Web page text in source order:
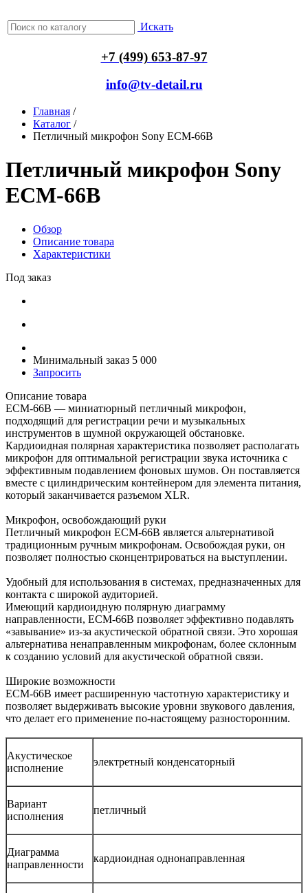
Искать
+7 (499) 653-87-97
info@tv-detail.ru
Главная /
Каталог /
Петличный микрофон Sony ECM-66B
Петличный микрофон Sony
ECM-66B
Обзор
Описание товара
Характеристики
Под заказ
Минимальный заказ 5 000
Запросить
Описание товара
ECM-66B — миниатюрный петличный микрофон,
подходящий для регистрации речи и музыкальных
инструментов в шумной окружающей обстановке.
Кардиоидная полярная характеристика позволяет располагать
микрофон для оптимальной регистрации звука источника с
эффективным подавлением фоновых шумов. Он поставляется
вместе с цилиндрическим контейнером для элемента питания,
который заканчивается разъемом XLR.
Микрофон, освобождающий руки
Петличный микрофон ECM-66B является альтернативой
традиционным ручным микрофонам. Освобождая руки, он
позволяет полностью сконцентрироваться на выступлении.
Удобный для использования в системах, предназначенных для
контакта с широкой аудиторией.
Имеющий кардиоидную полярную диаграмму
направленности, ECM-66B позволяет эффективно подавлять
«завывание» из-за акустической обратной связи. Это хорошая
альтернатива ненаправленным микрофонам, более склонным
к созданию условий для акустической обратной связи.
Широкие возможности
ECM-66B имеет расширенную частотную характеристику и
позволяет выдерживать высокие уровни звукового давления,
что делает его применение по-настоящему разносторонним.
Акустическое
исполнение
электретный конденсаторный
Вариант
исполнения
петличный
Диаграмма
направленности
кардиоидная однонаправленная